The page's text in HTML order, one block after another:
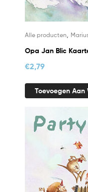
Alle producten
Opa Jan Blic
€2,79
Toevoegen Aan